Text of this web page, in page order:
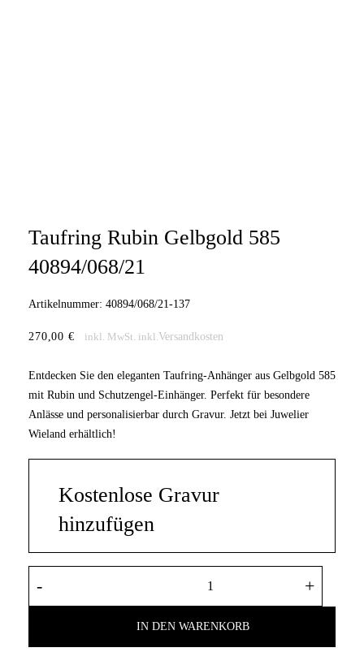
Taufring Rubin Gelbgold 585
40894/068/21
Artikelnummer: 40894/068/21-137
270,00 € inkl. MwSt. inkl.Versandkosten
Entdecken Sie den eleganten Taufring-Anhänger aus Gelbgold 585
mit Rubin und Schutzengel-Einhänger. Perfekt für besondere
Anlässe und personalisierbar durch Gravur. Jetzt bei Juwelier
Wieland erhältlich!
Kostenlose Gravur
hinzufügen
Taufring Rubin Gelbgold 585 40894/068/21
IN DEN WARENKORB